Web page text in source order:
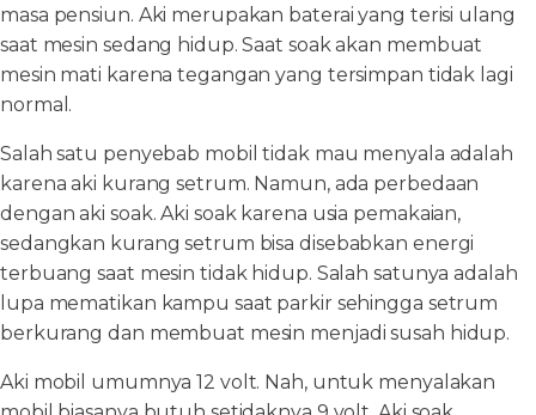
masa pensiun. Aki merupakan baterai yang terisi ulang
saat mesin sedang hidup. Saat soak akan membuat
mesin mati karena tegangan yang tersimpan tidak lagi
normal.
Salah satu penyebab mobil tidak mau menyala adalah
karena aki kurang setrum. Namun, ada perbedaan
dengan aki soak. Aki soak karena usia pemakaian,
sedangkan kurang setrum bisa disebabkan energi
terbuang saat mesin tidak hidup. Salah satunya adalah
lupa mematikan kampu saat parkir sehingga setrum
berkurang dan membuat mesin menjadi susah hidup.
Aki mobil umumnya 12 volt. Nah, untuk menyalakan